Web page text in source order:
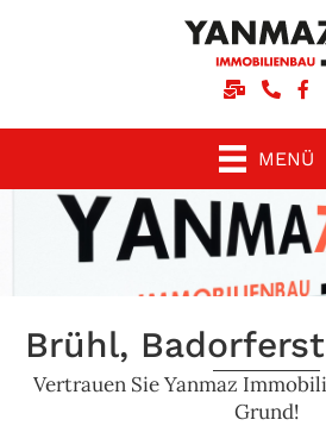
Schreiben
Rufen
MENÜ
Brühl,
Vertrauen Sie Yanmaz
Grund!